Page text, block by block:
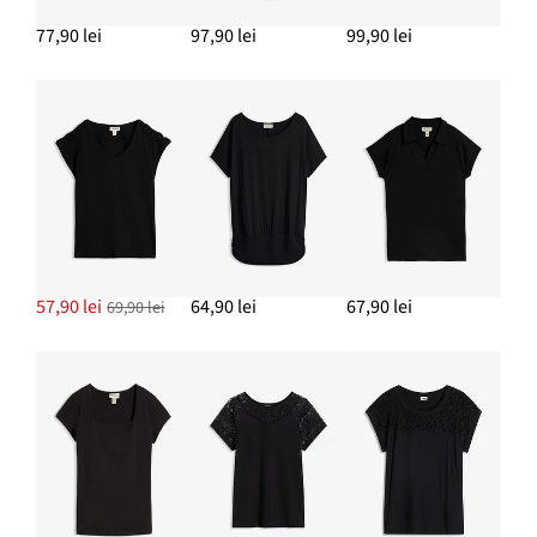
124,90 lei
ADAUGĂ ÎN COȘ
77,90 lei 97,90 lei 99,90 lei
57,90 lei 69,90 lei 64,90 lei 67,90 lei